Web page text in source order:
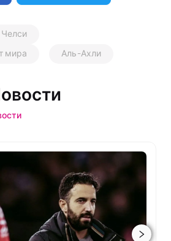
Челси
мира
Аль-Ахли